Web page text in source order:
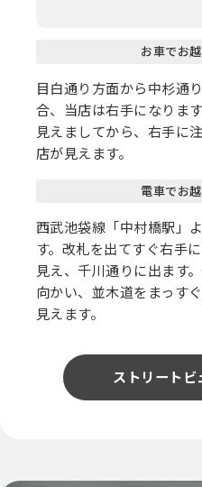
お車でお
目白通り方面から中杉通
合、当店は右手になりま
見えましてから、右手に
店が見えます。
電車でお
西武池袋線「中村橋駅」
す。改札を出てすぐ右手
見え、千川通りに出ます
向かい、並木道をまっす
見えます。
ストリートビ